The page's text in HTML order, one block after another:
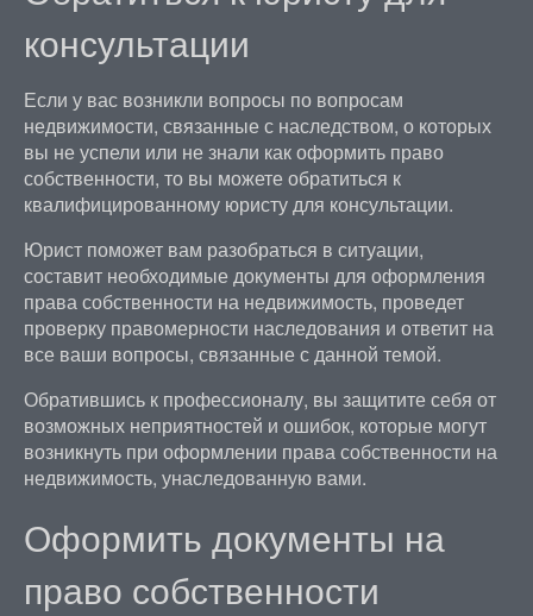
консультации
Если у вас возникли вопросы по вопросам
недвижимости, связанные с наследством, о которых
вы не успели или не знали как оформить право
собственности, то вы можете обратиться к
квалифицированному юристу для консультации.
Юрист поможет вам разобраться в ситуации,
составит необходимые документы для оформления
права собственности на недвижимость, проведет
проверку правомерности наследования и ответит на
все ваши вопросы, связанные с данной темой.
Обратившись к профессионалу, вы защитите себя от
возможных неприятностей и ошибок, которые могут
возникнуть при оформлении права собственности на
недвижимость, унаследованную вами.
Оформить документы на
право собственности